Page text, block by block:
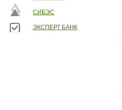
СИБЭС
ЭКСПЕРТ БАНК